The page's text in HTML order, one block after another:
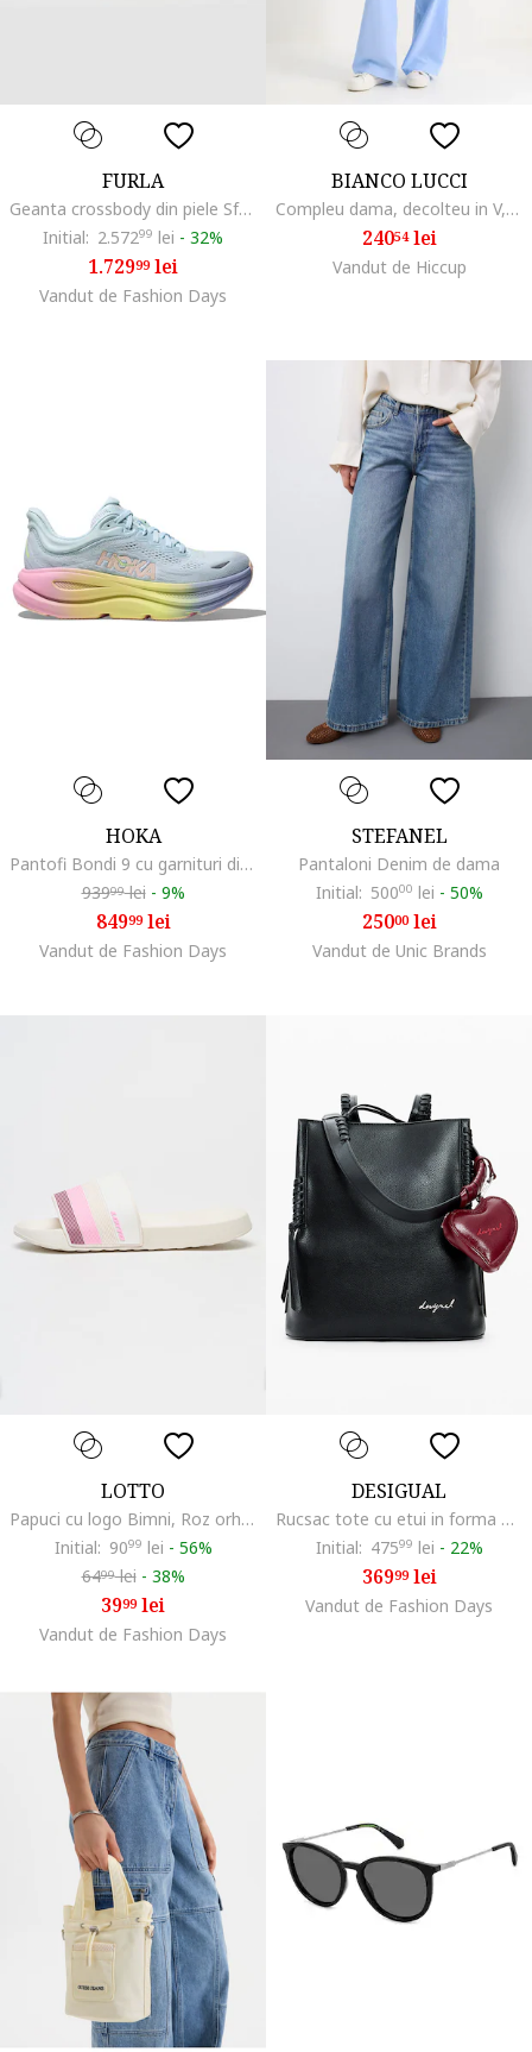
FURLA
Geanta crossbody din piele Sfera S, Negru/Gri deschis
Initial: 2.57299 lei - 32%
1.72999lei
Vandut de Fashion Days
BIANCO LUCCI
Compleu dama, decolteu in V, fara maneci, talie inalta, albastru, bumbac/viscoza
24054lei
Vandut de Hiccup
HOKA
Pantofi Bondi 9 cu garnituri din plasa pentru alergare, Albastru pastel/Galben deschis
93999lei - 9%
84999lei
Vandut de Fashion Days
STEFANEL
Pantaloni Denim de dama
Initial: 50000 lei - 50%
25000lei
Vandut de Unic Brands
LOTTO
Papuci cu logo Bimni, Roz orhidee/Alb murdar
Initial: 9099 lei - 56%
6499lei - 38%
3999lei
Vandut de Fashion Days
DESIGUAL
Rucsac tote cu etui in forma de inima, Negru
Initial: 47599 lei - 22%
36999lei
Vandut de Fashion Days